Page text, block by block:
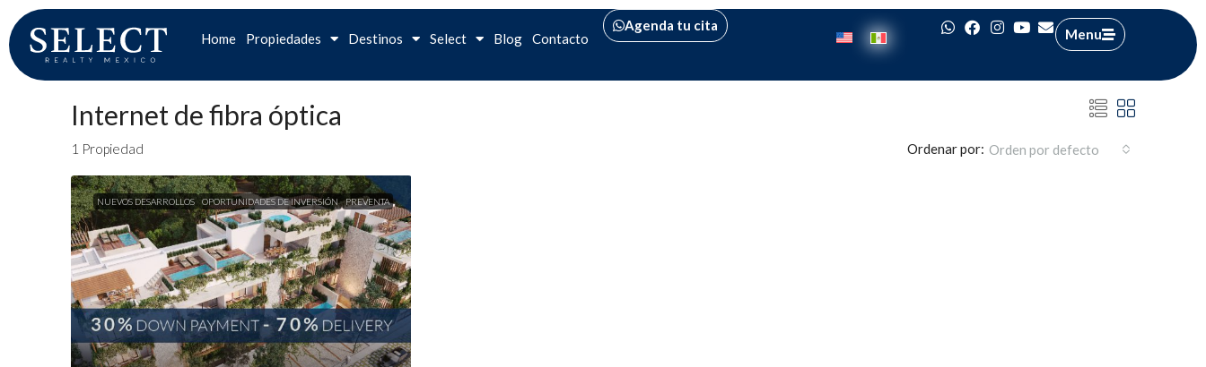
Home Propiedades Destinos Select Blog Contacto
Agenda tu cita
Menu
Internet de fibra óptica
1 Propiedad Ordenar por: Orden por defecto
NUEVOS DESARROLLOS OPORTUNIDADES DE INVERSIÓN PREVENTA